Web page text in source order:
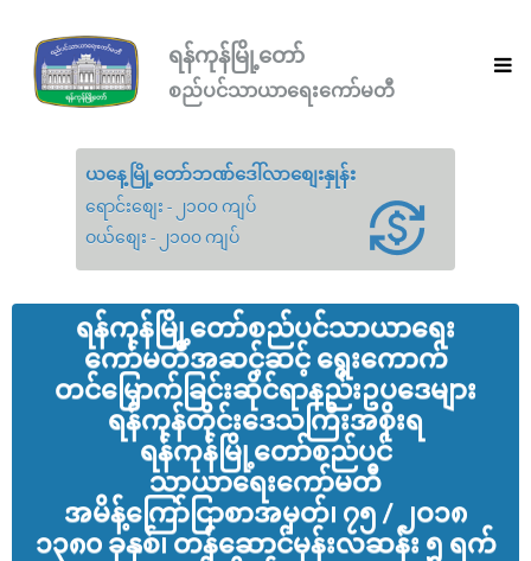
ရန်ကုန်မြို့တော်
စည်ပင်သာယာရေးကော်မတီ
ယနေ့မြို့တော်ဘဏ်ဒေါ်လာစျေးနှုန်း
ရောင်းစျေး - ၂၁၀၀ ကျပ်
ဝယ်စျေး - ၂၁၀၀ ကျပ်
ရန်ကုန်မြို့‌တော်စည်ပင်သာယာ‌ရေး
ကော်မတီအဆင့်ဆင့် ရွေး‌ကောက်
တင်မြှောက်ခြင်းဆိုင်ရာနည်းဥပ‌ဒေများ
ရန်ကုန်တိုင်း‌ဒေသကြီးအစိုးရ
ရန်ကုန်မြို့‌တော်စည်ပင်
သာယာ‌ရေး‌ကော်မတီ
အမိန့်‌ကြော်ငြာစာအမှတ်၊ ၇၅ / ၂ဝ၁၈
၁၃၈၀ ခုနှစ်၊ တန်ဆောင်မုန်းလဆန်း ၅ ရက်